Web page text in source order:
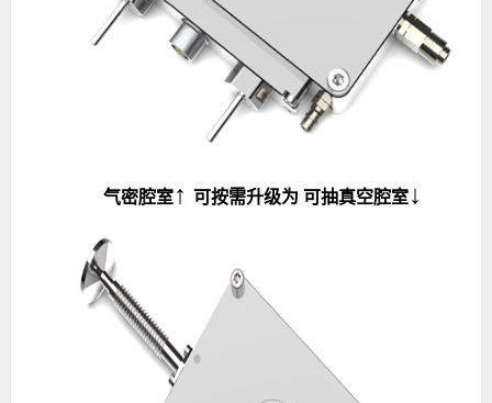
气密腔室↑ 可按需升级为 可抽真空腔室↓